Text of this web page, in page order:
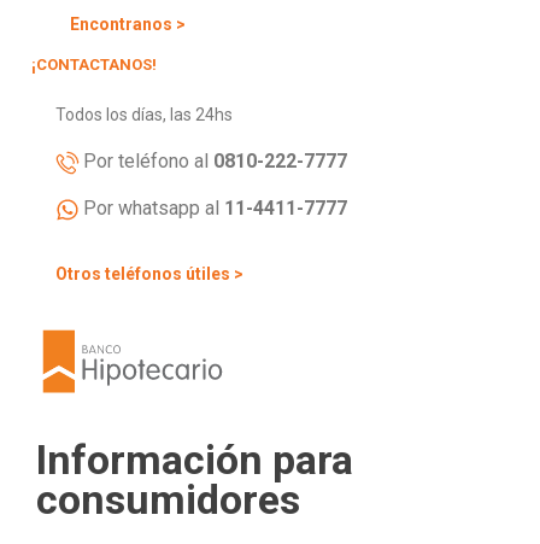
Encontranos >
¡CONTACTANOS!
Todos los días, las 24hs
Por teléfono al 0810-222-7777
Por whatsapp al 11-4411-7777
Otros teléfonos útiles >
Información para
consumidores